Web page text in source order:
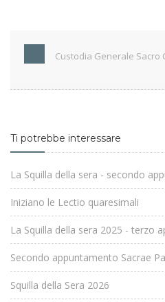
Custodia Generale Sacro
Ti potrebbe interessare
La Squilla della sera - secondo
Iniziano le Lectio quaresimali
La Squilla della sera 2025 - terzo
Secondo appuntamento Sacrae
Squilla della Sera 2026